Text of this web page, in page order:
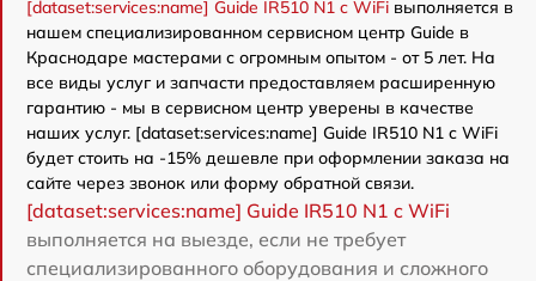
[dataset:services:name] Guide IR510 N1 c WiFi выполняется в
нашем специализированном сервисном центр Guide в
Краснодаре мастерами с огромным опытом - от 5 лет. На
все виды услуг и запчасти предоставляем расширенную
гарантию - мы в сервисном центр уверены в качестве
наших услуг. [dataset:services:name] Guide IR510 N1 c WiFi
будет стоить на -15% дешевле при оформлении заказа на
сайте через звонок или форму обратной связи.
[dataset:services:name] Guide IR510 N1 c WiFi
выполняется на выезде, если не требует
специализированного оборудования и сложного